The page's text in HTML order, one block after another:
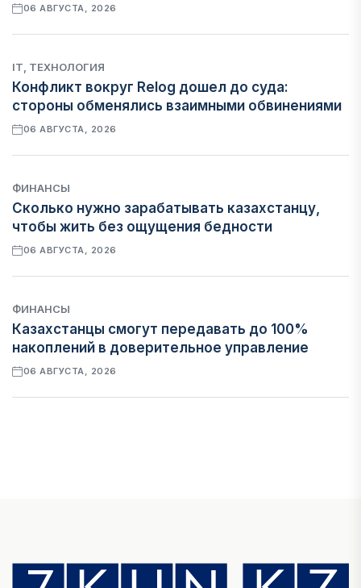
06 АВГУСТА, 2026
IT, ТЕХНОЛОГИЯ
Конфликт вокруг Relog дошел до суда:
стороны обменялись взаимными обвинениями
06 АВГУСТА, 2026
ФИНАНСЫ
Сколько нужно зарабатывать казахстанцу,
чтобы жить без ощущения бедности
06 АВГУСТА, 2026
ФИНАНСЫ
Казахстанцы смогут передавать до 100%
накоплений в доверительное управление
06 АВГУСТА, 2026
На что Казахстан потратил больше всего в